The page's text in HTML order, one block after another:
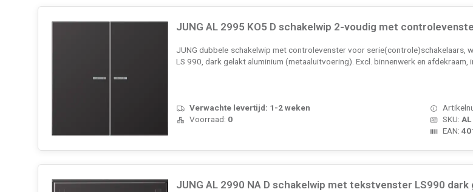
JUNG AL 2995 KO5 D schakelwip 2-voudig met
JUNG dubbele schakelwip met controlevenster voor serie(controle)schakelaars,
LS 990, dark gelakt aluminium (metaaluitvoering). Excl. binnenwerk en afdekraam,
SKU:
EAN:
Verwachte levertijd: 1-2 weken
Voorraad: 0
JUNG AL 2990 NA D schakelwip met tekstvenster LS990 dark